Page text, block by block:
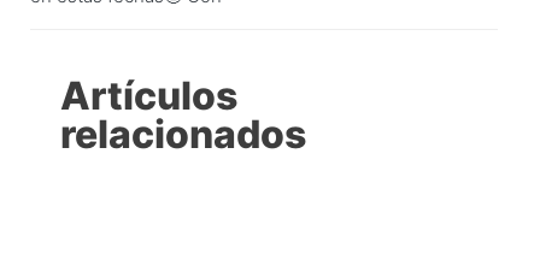
Artículos
relacionados